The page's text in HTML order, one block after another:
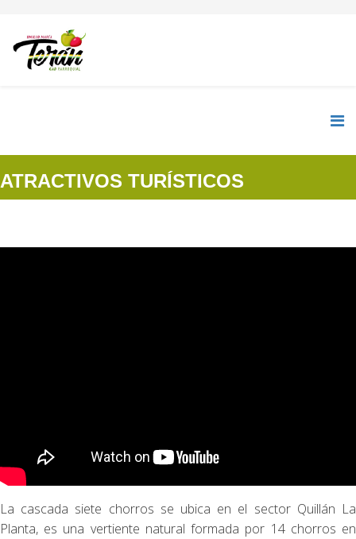
ATRACTIVOS TURÍSTICOS
La cascada siete chorros se ubica en el sector Quillán La
Planta, es una vertiente natural formada por 14 chorros en